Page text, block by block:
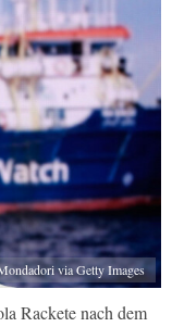
via Getty Images
Rackete nach dem